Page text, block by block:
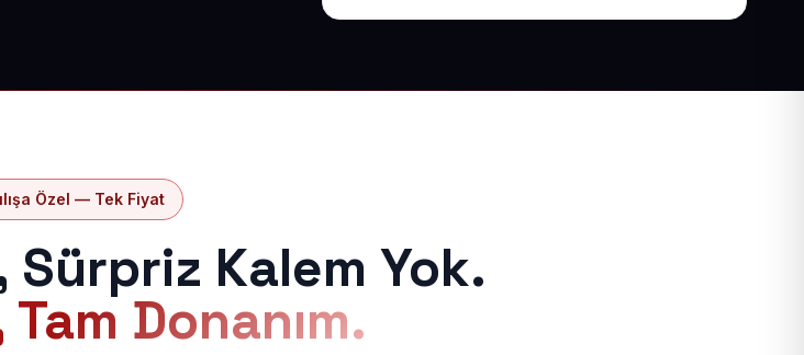
Özel — Tek Fiyat
Kalem Yok.
Donanım.